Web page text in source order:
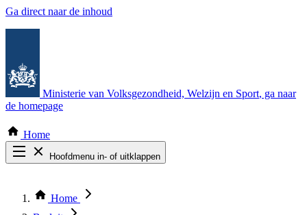
Ga direct naar de inhoud
Ministerie van Volksgezondheid, Welzijn en Sport, ga naar
de homepage
Home
Hoofdmenu in- of uitklappen
Thema COVID-19
Bekijk per bestuursorgaan
Home